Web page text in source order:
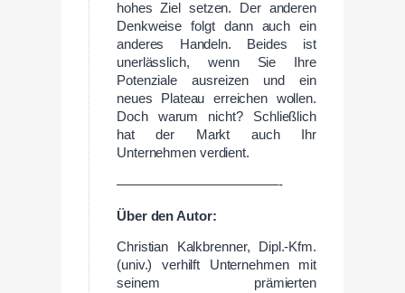
hohes Ziel setzen. Der anderen
Denkweise folgt dann auch ein
anderes Handeln. Beides ist
unerlässlich, wenn Sie Ihre
Potenziale ausreizen und ein
neues Plateau erreichen wollen.
Doch warum nicht? Schließlich
hat der Markt auch Ihr
Unternehmen verdient.
————————————-
Über den Autor:
Christian Kalkbrenner, Dipl.-Kfm.
(univ.) verhilft Unternehmen mit
seinem prämierten